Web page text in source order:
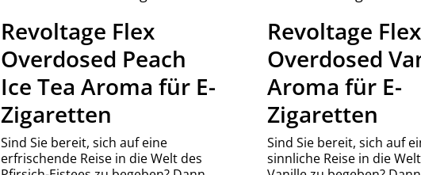
Revoltage Flex
Overdosed Peach
Ice Tea Aroma für E-
Zigaretten
Sind Sie bereit, sich auf eine
erfrischende Reise in die Welt des
Revoltage Flex
Overdosed
Aroma für E-
Zigaretten
Sind Sie bereit, sich auf
sinnliche Reise in die